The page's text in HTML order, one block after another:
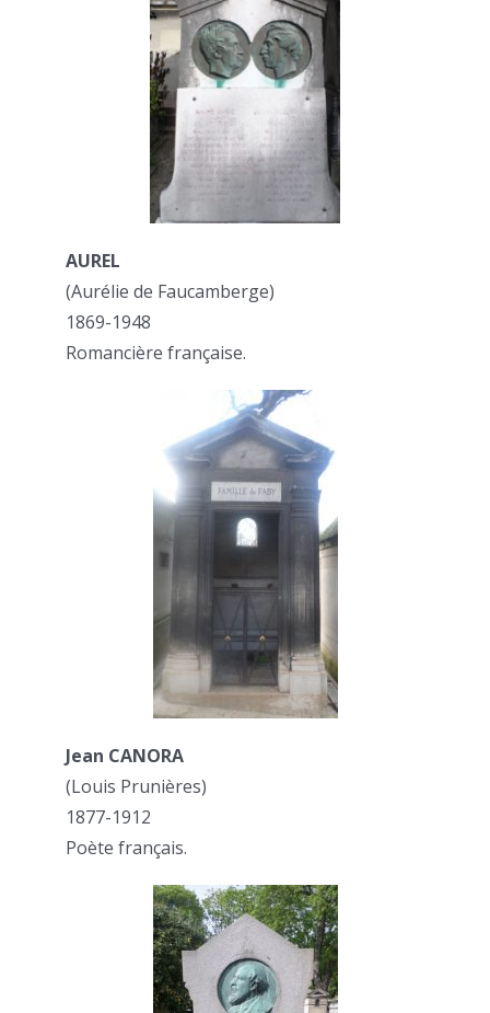
AUREL
(Aurélie de Faucamberge)
1869-1948
Romancière française.
Jean CANORA
(Louis Prunières)
1877-1912
Poète français.